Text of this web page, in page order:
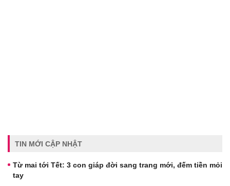
TIN MỚI CẬP NHẬT
Từ mai tới Tết: 3 con giáp đời sang trang mới, đếm tiền mỏi
tay